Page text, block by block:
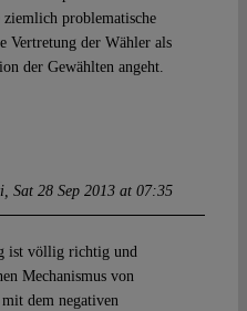
problematische
Vertretung der Wähler als
der Gewählten angeht.
Sat 28 Sep 2013 at 07:35
ist völlig richtig und
Mechanismus von
dem negativen